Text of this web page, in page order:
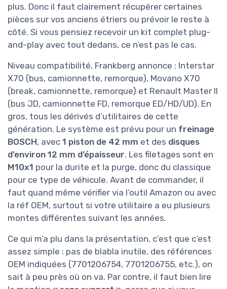
plus. Donc il faut clairement récupérer certaines
pièces sur vos anciens étriers ou prévoir le reste à
côté. Si vous pensiez recevoir un kit complet plug-
and-play avec tout dedans, ce n’est pas le cas.
Niveau compatibilité, Frankberg annonce : Interstar
X70 (bus, camionnette, remorque), Movano X70
(break, camionnette, remorque) et Renault Master II
(bus JD, camionnette FD, remorque ED/HD/UD). En
gros, tous les dérivés d’utilitaires de cette
génération. Le système est prévu pour un freinage
BOSCH, avec 1 piston de 42 mm et des disques
d’environ 12 mm d’épaisseur. Les filetages sont en
M10x1 pour la durite et la purge, donc du classique
pour ce type de véhicule. Avant de commander, il
faut quand même vérifier via l’outil Amazon ou avec
la réf OEM, surtout si votre utilitaire a eu plusieurs
montes différentes suivant les années.
Ce qui m’a plu dans la présentation, c’est que c’est
assez simple : pas de blabla inutile, des références
OEM indiquées (7701206754, 7701206755, etc.), on
sait à peu près où on va. Par contre, il faut bien lire